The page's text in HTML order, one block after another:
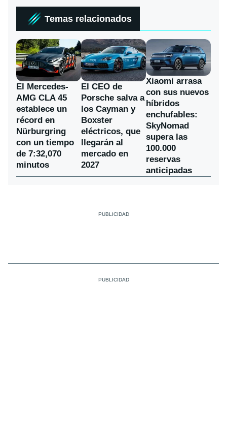
Temas relacionados
El Mercedes-
AMG CLA 45
establece un
récord en
Nürburgring
con un tiempo
de 7:32,070
minutos
El CEO de
Porsche salva a
los Cayman y
Boxster
eléctricos, que
llegarán al
mercado en
2027
Xiaomi arrasa
con sus nuevos
híbridos
enchufables:
SkyNomad
supera las
100.000
reservas
anticipadas